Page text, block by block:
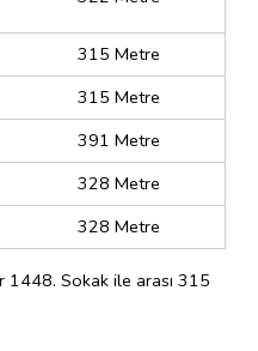
315 Metre
315 Metre
391 Metre
328 Metre
328 Metre
1448. Sokak ile arası 315